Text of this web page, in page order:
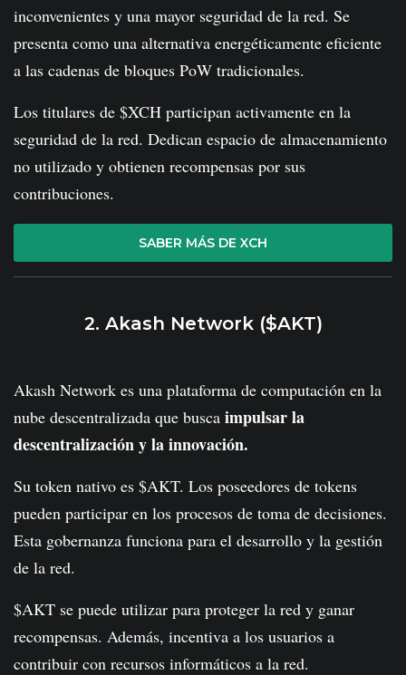
inconvenientes y una mayor seguridad de la red. Se
presenta como una alternativa energéticamente eficiente
a las cadenas de bloques PoW tradicionales.
Los titulares de $XCH participan activamente en la
seguridad de la red. Dedican espacio de almacenamiento
no utilizado y obtienen recompensas por sus
contribuciones.
SABER MÁS DE XCH
2. Akash Network ($AKT)
Akash Network es una plataforma de computación en la
nube descentralizada que busca impulsar la
descentralización y la innovación.
Su token nativo es $AKT. Los poseedores de tokens
pueden participar en los procesos de toma de decisiones.
Esta gobernanza funciona para el desarrollo y la gestión
de la red.
$AKT se puede utilizar para proteger la red y ganar
recompensas. Además, incentiva a los usuarios a
contribuir con recursos informáticos a la red.